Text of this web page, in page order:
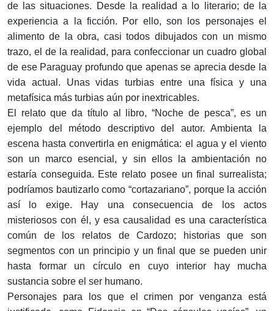
de las situaciones. Desde la realidad a lo literario; de la
experiencia a la ficción. Por ello, son los personajes el
alimento de la obra, casi todos dibujados con un mismo
trazo, el de la realidad, para confeccionar un cuadro global
de ese Paraguay profundo que apenas se aprecia desde la
vida actual. Unas vidas turbias entre una física y una
metafísica más turbias aún por inextricables.
El relato que da título al libro, “Noche de pesca”, es un
ejemplo del método descriptivo del autor. Ambienta la
escena hasta convertirla en enigmática: el agua y el viento
son un marco esencial, y sin ellos la ambientación no
estaría conseguida. Este relato posee un final surrealista;
podríamos bautizarlo como “cortazariano”, porque la acción
así lo exige. Hay una consecuencia de los actos
misteriosos con él, y esa causalidad es una característica
común de los relatos de Cardozo; historias que son
segmentos con un principio y un final que se pueden unir
hasta formar un círculo en cuyo interior hay mucha
sustancia sobre el ser humano.
Personajes para los que el crimen por venganza está